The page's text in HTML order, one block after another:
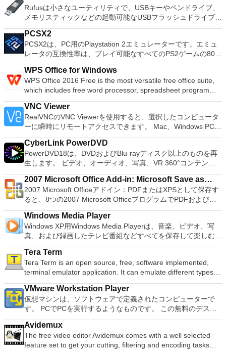
スクとパーティションをコピーパーティションをマージ分割パ
ーティション空き領域を再分配するダイナミックディスクの変
換パーティションを回復する
Vorbis, MP3, WAV or AIFF sound files. Cut, copy, splice or mix
sounds together. Change the speed or pitch of a recording.
Add new effects with LADSPA plug-ins. And more!
Rufusは小さなユーティリティで、USBキーやペンドライブ、
メモリスティックなどの起動可能なUSBフラッシュドライブを
フォーマットおよび作成できます。 Rufusは、次のシナリオで
役立ちます。 Windows、Linux、およびUEFI用の起動可能な
ISOからUSBインストールメディアを作成する必要がある場
合。 OSがインストールされていないシステムで作業する必要
がある場合。 BIOSまたはその他のファームウェアをDOSから
フラッシュする必要がある場合。 低レベルのユーティリティ
を実行する必要がある場合。 Rufusは次の* ISOで動作しま
す：Arch Linux、Archbang、BartPE / pebuilder、CentOS、
Damn Small Linux、Fedora、FreeDOS、Gentoo、
gNewSense、Hiren&#39;s Boot CD、LiveXP、Knoppix、
Kubuntu、Linux Mint、NT Password Registry Editor、
OpenSUSE、Parted Magic、Slackware、Tails、Trinity
Rescue Kit、Ubuntu、Ultimate Boot CD、Windows XP（SP2
以降）、Windows Server 2003 R2、Windows Vista、
Windows 7、Windows 8。 *このリストは完全ではありませ
ア語、マレーシア語、セシュティナ、ダンスク、ドイツ語、英
語、スペイン語、フランス語、フルバツキー、イタリア語、ラ
トヴィエシュ、リエトゥビウ、マジャール、オランダ、ノルス
ク、ポルスキ、ポルトガル、ポルトガル、スロヴェンスキー、
スロベンツキー、スロヴェンスキーSrpski、Suomi、
Svenska、Türkçe。
PCSX2
PCSX2は、PC用のPlaystation 2エミュレーターです。エミュ
レータの互換性率は、プレイ可能なすべてのPS2ゲームの80％
以上を誇っています。かなり強力なコンピューターを所有して
いる場合、PCSX2は優れたエミュレーターです。また、この
アプリケーションはローエンドコンピューターのサポートも提
供するため、Playstation 2コンソールのすべての所有者は、
PCで動作するゲームを見ることができます。 PCSX2エミュレ
ーターを使用すると、PS2コントローラーを使用して、本物の
プレイステーション体験をシミュレートできます。このアプリ
ケーションでは、ディスクからゲームを直接実行することも、
ハードドライブからISOイメージとして実行することもできま
す。 主な機能は次のとおりです。 Savestates：ボタンを1つ
押すだけで、ゲームの現在の「状態」を保存できます。 無制
限のメモリーカード：好きなだけメモリーカードを保存でき、
8MBから64MBまでの単一の物理カードに制限されなくなりま
した。 高解像度グラフィックス：PCSX2を使用すると、
1080pまたは4K HDでゲームをプレイできます。 全体とし
ゲームを高い精度でエミュレートでき、Windowsとエミュレ
ーターを切り替えることができます。欠点は、高速ゲームに苦
労し、時々フリーズまたはクラッシュすることです。* PCSX2
を使用するには、コンソールから抽出できるPlaystation 2
BIOSが必要です。
WPS Office for Windows
WPS Office 2016 Free is the most versatile free office suite,
which includes free word processor, spreadsheet program
and presentation maker. With these three programs you will
easily be able to deal with any office related tasks. WPS
Office 2016 Free has multiple language support for English,
French, German, Spanish, Portuguese,Russian and Polish
languages. To switch between languages requires only a
single click! Despite being a free suite, WPS Office comes
with many innovative features, such as the paragraph
adjustment tool and multiple tabbed feature. It also has a PDF
converter, spell check and word count feature. WPS Office
2016 Personal Edition supports switching language UI,File
Roaming and Docer online templates. Key features include:
Writer Efficient word processor. Presentation Multimedia
presentations creator. Spreadsheets Powerful tool for data
processing and analysis. 100% compatible with MS Office
document file types (.docx, .pptx, .xlsx, etc.). Thousands of
support (iOS and Android). WPS Cloud Storage included.
Although it is a free suite, WPS Office 2016 Free comes with
many innovative features, including a useful a paragraph
adjustment tool int he Writer program. It has an Office to PDF
converter, automatic spell checking and word count features.
It also has some neat tools such as the Watermark in
document, and converting PowerPoint to Word document
support. Overall, WPS Office 2016 Free is a good alternative
to Microsoft's offering. The Writer program is a versatile word
processor; the Presentation program is an easy to use and
effective slide show maker that helps you to create impressive
VNC Viewer
RealVNCのVNC Viewerを使用すると、選択したコンピュータ
ーに瞬時にリモートアクセスできます。 Mac、Windows PC、
またはLinuxマシン、世界中のどこからでも。 VNC Viewerを
使用すると、コンピューターのデスクトップを表示したり、コ
ンピューターの前に直接座っているかのようにマウスとキーボ
ードを制御したりできます。 VNC Viewerは、インストールと
使用が簡単です。制御したいデバイスでインストーラーを実行
し、指示に従ってください。オプションで、Windowsでのリ
モート展開に使用可能なMSIがあります。デスクトッププラッ
トフォームにVNC Viewerをインストールする権限がない場合
は、スタンドアロンオプションを選択する必要があります。
主な機能は次のとおりです。 クラウドサービスを介してVNC
Connectを実行しているコンピューターに接続します。 Apple
Screen Sharing（ARD）などのサードパーティ製のVNC互換
ソフトウェアを実行しているコンピューターに直接接続しま
す。 各デバイスでVNC Viewerにサインインして、すべてのデ
バイス間の接続をバックアップおよび同期します。 仮想キー
の高度なキーが含まれています。 Bluetoothキーボードのサポ
ート。 VNC Connectサブスクリプションには、無料、有料、
試用の3つのバージョンがあります。 制御する必要のあるマシ
ンごとに、RealVNCのWebサイトにアクセスして、各コンピ
ューターにVNC Connectをダウンロードするだけです。次
に、RealVNCアカウントの資格情報を使用して、ローカルマ
シンでVNC Viewerにサインインします。そこから、コンピュ
CyberLink PowerDVD
PowerDVD18は、DVDおよびBlu-rayディスク以上のものを再
生します。 ビデオ、オーディオ、写真、VR 360°コンテン
ツ、さらにはYouTubeやVimeoにとっても、PowerDVD18は重
要なエンターテイメントの仲間です。 Ultra HD HDR TVとサ
ラウンドサウンドシステムの可能性を解き放ち、360°ビデオ
の増え続けるコレクションへのアクセスで仮想世界に没頭する
か、PCまたはラップトップでの比類のない再生サポートと独
自の強化により、どこにいても簡単にリラックスできます。
新機能は次のとおりです。 4K DHR向けに最適化 Ultra HD
Blu-ray、4K、HEVC / H.265およびHDR10コンテンツをサポー
ト全画面モードで21：9モニターで2.35：1の映画を見る常時
オンのミニビューでYouTubeライブを見る YouTubeおよび
Vimeoで4K HDRおよび360ビデオを再生 VRエクスペリエンス
の向上：Microsoft Mixed Realityヘッドセット、HTC、VIVE、
およびOculus Riftをサポート Fire TVとキャストのサポート
注：これは商用トライアルです。
2007 Microsoft Office Add-in: Microsoft Save as
PDF or XPS
2007 Microsoft Officeアドイン：PDFまたはXPSとして保存す
ると、8つの2007 Microsoft OfficeプログラムでPDFおよび
XPS形式にエクスポートして保存できます。このツールを使用
すると、これらのプログラムのサブセットでPDF形式および
XPS形式の電子メール添付ファイルとして送信することもでき
ます（特定の機能はプログラムによって異なります）。 この
ダウンロードは、次のOfficeプログラムで動作します。
Microsoft Office Access 2007。 Microsoft Office Excel 2007。
Microsoft Office InfoPath 2007。 Microsoft Office OneNote
2007。 Microsoft Office PowerPoint 2007。 Microsoft Office
Publisher 2007。 Microsoft Office Visio 2007。 Microsoft
Office Word 2007。 2007 Microsoft Officeプログラムのこの
Microsoft Save as PDFまたはXPSアドインは、2007 Microsoft
Office systemソフトウェアの補足条項であり、2007 Microsoft
Office systemソフトウェアのライセンス条項の対象となりま
す。 システム要件：サポートされているオペレーティングシ
ステム。 Windows Server 2003、Windows Vista、Windows
Windows Media Player
Windows XP用Windows Media Playerは、音楽、ビデオ、写
真、および録画したテレビ番組などすべてを保存して楽しむ最
適な機能を搭載しています。 再生、表示、外出先で楽しむた
めのポータブル デバイスとの同期、さらには家中のデバイス
との共有も、すべて1か所で行えます。 シンプルなデザイン -
まったく新しい外観でデジタル エンターテイメントを楽しめ
ます。 大好きな音楽をより多く - デジタル音楽体験がさらに
楽しくなります。 エンターテイメントをすべて1つの場所に -
音楽、ビデオ、写真、録画したテレビ番組をすべて保存して楽
しめます。 どこでも楽しめる - どこにいても音楽、ビデオ、
写真にアクセスできます。
Tera Term
Tera Term is an open source, free, software implemented,
terminal emulator application. It can emulate different types of
computer terminals, from DEC VT100 to DEC VT382, and it
supports telnet, SSH 1 & 2 and serial port connections. It also
has a built-in macro scripting language and some other useful
plugins. Key features include: Automatically creates logs with
unique log names. Supports SSH, standard telnet and serial
ports. Supports dec/digital/vt terminal standards. Tera Term is
a useful application, which allows the connection to any
remote Telnet or SSH hosts. It sports a clean and crisp layout
VMware Workstation Player
仮想マシンは、ソフトウェアで定義されたコンピューターで
す。 PCでPCを実行するようなものです。 この無料のデスク
トップ仮想化ソフトウェアアプリケーションにより、VMware
Workstation、VMware Fusion、VMware Server、または
VMware ESXで作成された仮想マシンを簡単に操作できます。
主な機能は次のとおりです。 1台のPCで複数のオペレーティ
Avidemux
The free video editor Avidemux comes with a well selected
feature set to get your cutting, filtering and encoding tasks